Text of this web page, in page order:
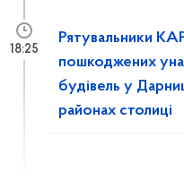
Рятувальники
пошкоджених
будівель у
районах столиці
18:25